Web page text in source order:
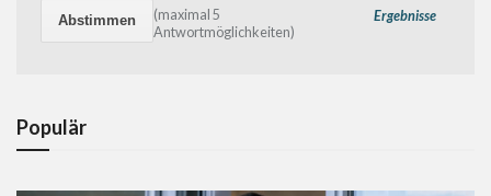
Ergebnisse
(maximal 5
Antwortmöglichkeiten)
Populär